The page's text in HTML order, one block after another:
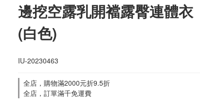
邊挖空露乳開襠露臀連體衣
(白色)
IU-20230463
全店，購物滿2000元折9.5折
全店，訂單滿千免運費